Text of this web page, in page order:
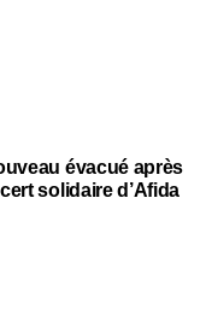
évacué après
solidaire d’Afida